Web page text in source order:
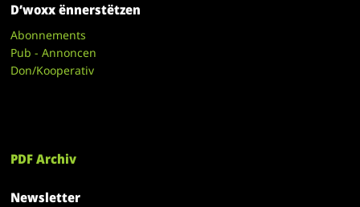
D’woxx ënnerstëtzen
Abonnements
Pub - Annoncen
Don/Kooperativ
PDF Archiv
Newsletter